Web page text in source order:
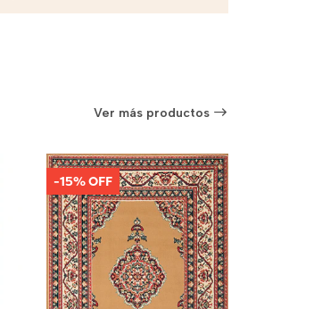
Ver más productos
-15% OFF